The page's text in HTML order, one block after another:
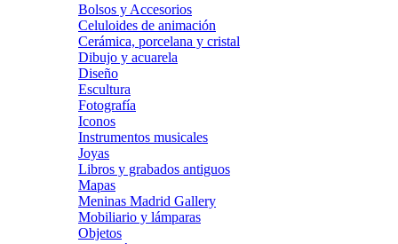
Bolsos y Accesorios
Celuloides de animación
Cerámica, porcelana y cristal
Dibujo y acuarela
Diseño
Escultura
Fotografía
Iconos
Instrumentos musicales
Joyas
Libros y grabados antiguos
Mapas
Meninas Madrid Gallery
Mobiliario y lámparas
Objetos